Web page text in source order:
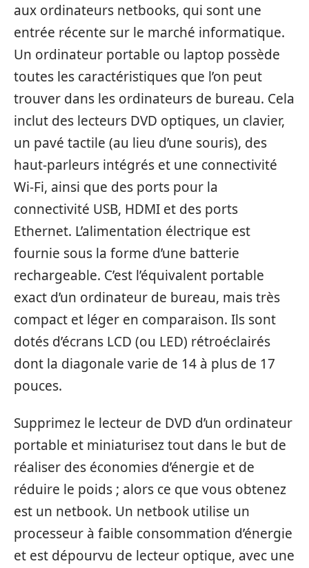
aux ordinateurs netbooks, qui sont une
entrée récente sur le marché informatique.
Un ordinateur portable ou laptop possède
toutes les caractéristiques que l’on peut
trouver dans les ordinateurs de bureau. Cela
inclut des lecteurs DVD optiques, un clavier,
un pavé tactile (au lieu d’une souris), des
haut-parleurs intégrés et une connectivité
Wi-Fi, ainsi que des ports pour la
connectivité USB, HDMI et des ports
Ethernet. L’alimentation électrique est
fournie sous la forme d’une batterie
rechargeable. C’est l’équivalent portable
exact d’un ordinateur de bureau, mais très
compact et léger en comparaison. Ils sont
dotés d’écrans LCD (ou LED) rétroéclairés
dont la diagonale varie de 14 à plus de 17
pouces.
Supprimez le lecteur de DVD d’un ordinateur
portable et miniaturisez tout dans le but de
réaliser des économies d’énergie et de
réduire le poids ; alors ce que vous obtenez
est un netbook. Un netbook utilise un
processeur à faible consommation d’énergie
et est dépourvu de lecteur optique, avec une